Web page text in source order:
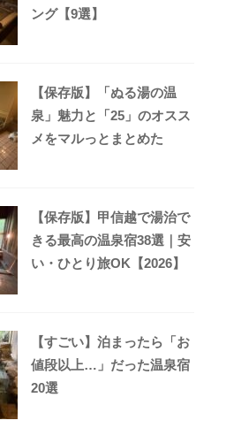
ング【9選】
【保存版】「ぬる湯の温
泉」魅力と「25」のオスス
メをマルっとまとめた
【保存版】甲信越で湯治で
きる最高の温泉宿38選｜安
い・ひとり旅OK【2026】
【すごい】泊まったら「お
値段以上…」だった温泉宿
20選